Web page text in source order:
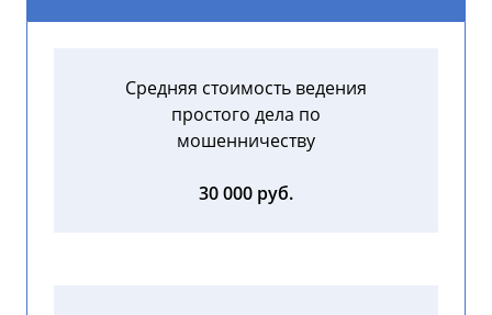
Средняя стоимость ведения
простого дела по
мошенничеству
30 000 руб.